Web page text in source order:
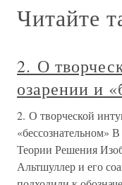
Читайте
2. О
озарении и
2. О творческой
«бессознательном»
Теории Решения
Альтшуллер и его